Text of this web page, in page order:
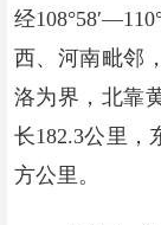
经
西、河南毗邻
洛为界，北靠
长182.3公里，
方公里。